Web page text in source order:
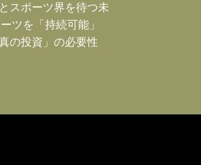
スポーツ界を待つ未
ツを「持続可能」
の投資」の必要性